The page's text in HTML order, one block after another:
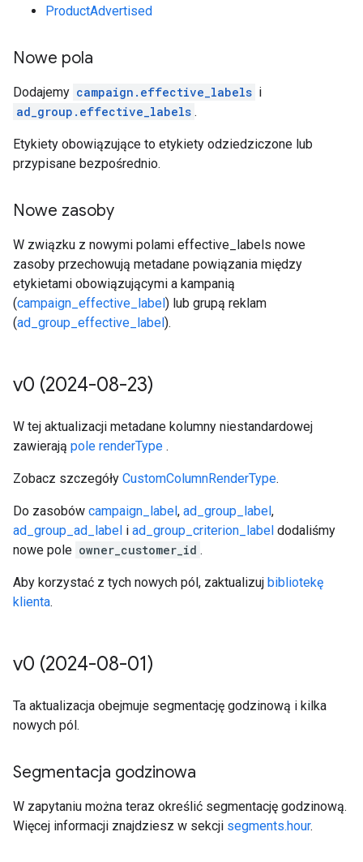
ProductAdvertised
Nowe pola
Dodajemy campaign.effective_labels i
ad_group.effective_labels .
Etykiety obowiązujące to etykiety odziedziczone lub
przypisane bezpośrednio.
Nowe zasoby
W związku z nowymi polami effective_labels nowe
zasoby przechowują metadane powiązania między
etykietami obowiązującymi a kampanią
(campaign_effective_label) lub grupą reklam
(ad_group_effective_label).
v0 (2024-08-23)
W tej aktualizacji metadane kolumny niestandardowej
zawierają pole renderType .
Zobacz szczegóły CustomColumnRenderType.
Do zasobów campaign_label, ad_group_label,
ad_group_ad_label i ad_group_criterion_label dodaliśmy
nowe pole owner_customer_id .
Aby korzystać z tych nowych pól, zaktualizuj bibliotekę
klienta.
v0 (2024-08-01)
Ta aktualizacja obejmuje segmentację godzinową i kilka
nowych pól.
Segmentacja godzinowa
W zapytaniu można teraz określić segmentację godzinową.
Więcej informacji znajdziesz w sekcji segments.hour.